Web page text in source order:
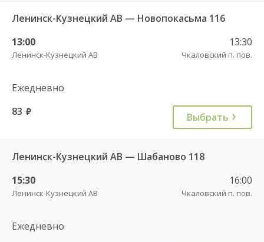
Ленинск-Кузнецкий АВ — Новопокасьма 116
13:00
Ленинск-Кузнецкий АВ
13:30
Чкаловский п. пов.
Ежедневно
83 руб. Выбрать
Ленинск-Кузнецкий АВ — Шабаново 118
15:30
Ленинск-Кузнецкий АВ
16:00
Чкаловский п. пов.
Ежедневно